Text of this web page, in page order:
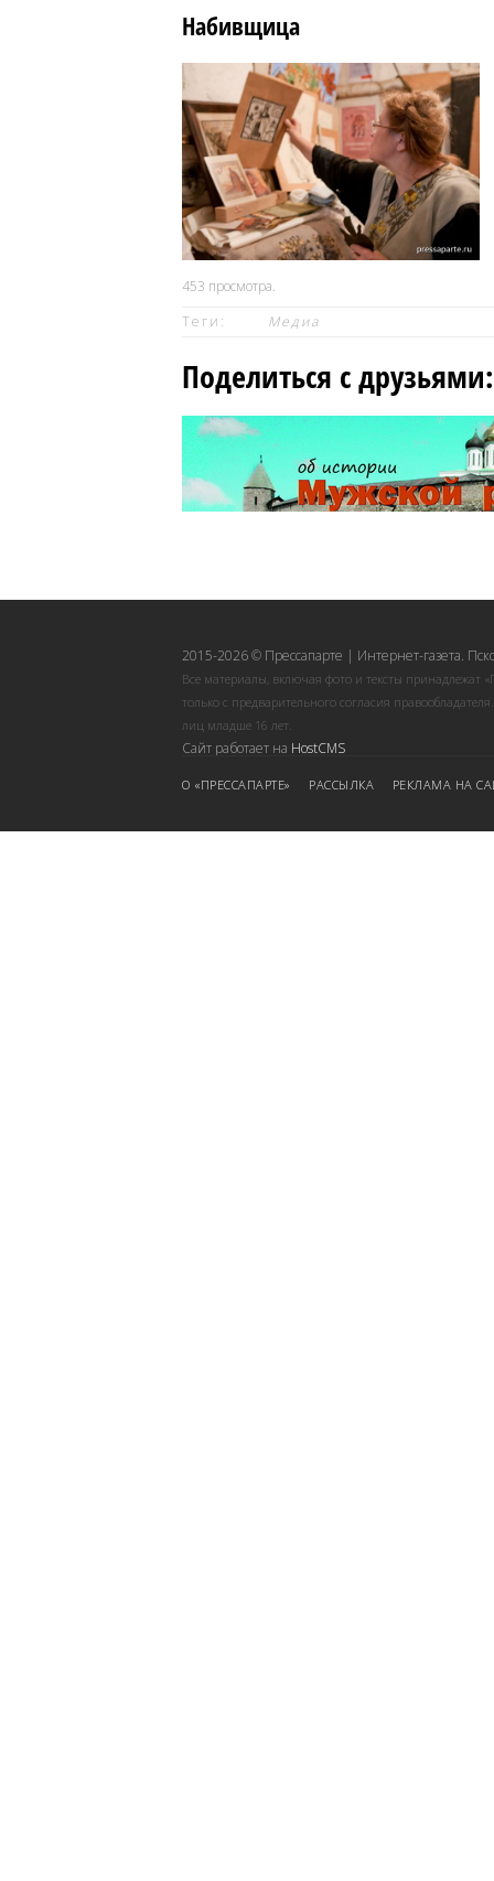
Набивщица
453 просмотра.
Теги:
Медиа
Поделиться с друзьями:
2015-2026 © Прессапарте | Интернет-газета.
Все материалы, включая фото и тексты принадлежат
только с предварительного согласия
лиц младше 16 лет.
Сайт работает на HostCMS
О «ПРЕССАПАРТЕ» РАССЫЛКА РЕКЛАМА НА